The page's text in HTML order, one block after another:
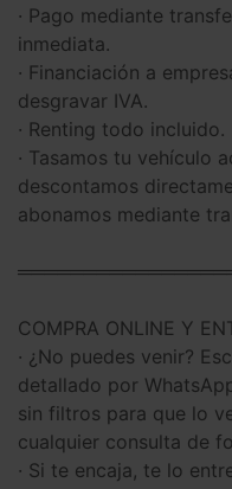
· Pago mediante
inmediata.
· Financiación a
desgravar IVA.
· Renting todo incluido.
· Tasamos tu vehículo
descontamos
abonamos mediante
COMPRA ONLINE Y
· ¿No puedes venir?
detallado por
sin filtros para que lo
cualquier consulta de
· Si te encaja, te lo